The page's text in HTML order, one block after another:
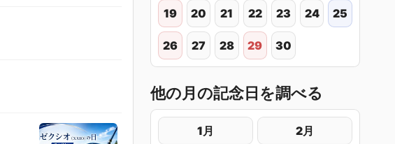
19 20 21 22 23 24 25
26 27 28 29 30
他の月の記念日を調べる
1月 2月